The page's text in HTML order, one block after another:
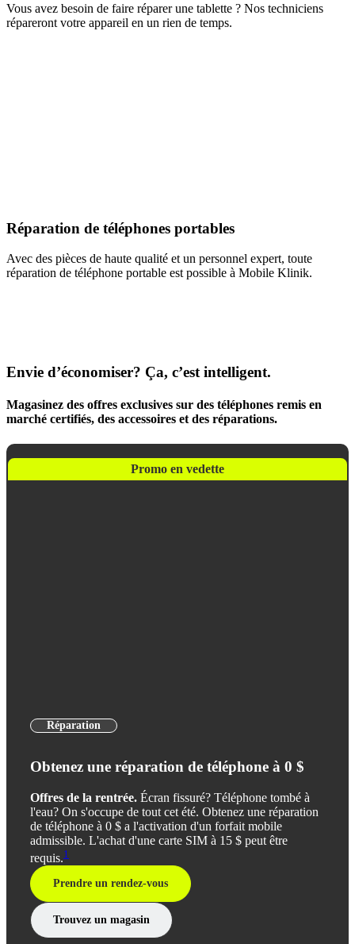
Vous avez besoin de faire réparer une tablette ? Nos techniciens
répareront votre appareil en un rien de temps.
Réparation de téléphones portables
Avec des pièces de haute qualité et un personnel expert, toute
réparation de téléphone portable est possible à Mobile Klinik.
Envie d’économiser? Ça, c’est intelligent.
Magasinez des offres exclusives sur des téléphones remis en
marché certifiés, des accessoires et des réparations.
Promo en vedette
Réparation
Obtenez une réparation de téléphone à 0 $
Offres de la rentrée. Écran fissuré? Téléphone tombé à
l'eau? On s'occupe de tout cet été. Obtenez une réparation
de téléphone à 0 $ a l'activation d'un forfait mobile
admissible. L'achat d'une carte SIM à 15 $ peut être
requis.1
Prendre un rendez-vous
Trouvez un magasin